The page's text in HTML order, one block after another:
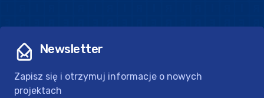
Newsletter
Zapisz się i otrzymuj informacje o nowych
projektach